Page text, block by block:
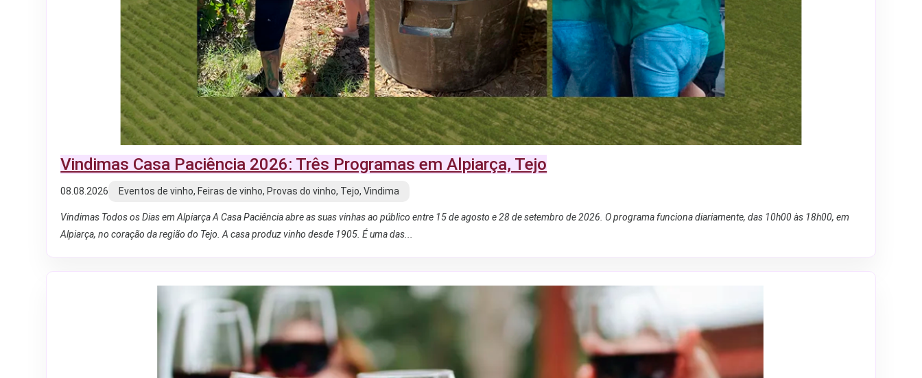
Vindimas Casa Paciência 2026: Três Programas em Alpiarça, Tejo
08.08.2026 Eventos de vinho, Feiras de vinho, Provas do vinho, Tejo, Vindima
Vindimas Todos os Dias em Alpiarça A Casa Paciência abre as suas vinhas ao público entre 15 de agosto e 28 de setembro de 2026. O programa funciona diariamente, das 10h00 às 18h00, em
Alpiarça, no coração da região do Tejo. A casa produz vinho desde 1905. É uma das...